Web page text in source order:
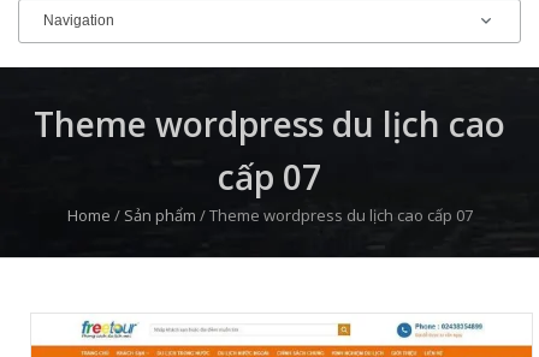
Theme wordpress du lịch cao
cấp 07
Home / Sản phẩm /Theme wordpress du lịch cao cấp 07